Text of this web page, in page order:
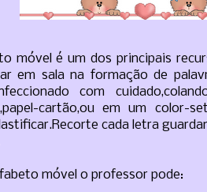
móvel é um dos principais
em sala na formação de
com
cartão,ou em um color-
cada letra
móvel o professor pode: